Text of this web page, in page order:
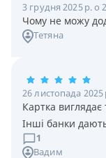
3 грудня 2025 р. о
Чому не можу
Тетяна
26 листопада 2025
Картка виглядає
Інші банки
1
Вадим